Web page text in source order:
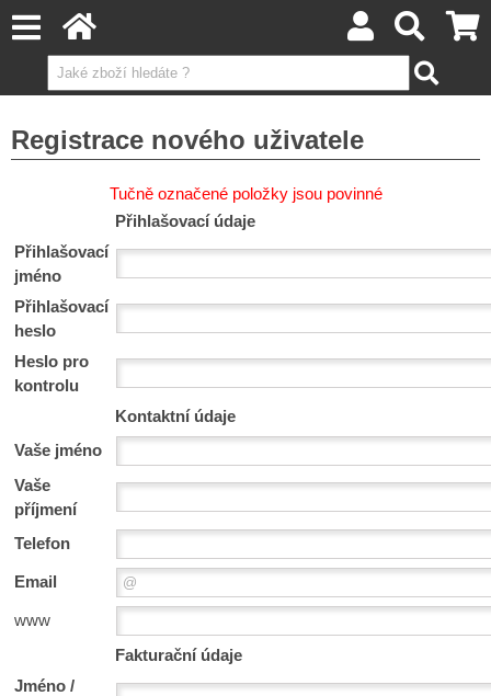
Registrace nového uživatele
Tučně označené položky jsou povinné
Přihlašovací údaje
Přihlašovací
jméno
Přihlašovací
heslo
Heslo pro
kontrolu
Kontaktní údaje
Vaše jméno
Vaše
příjmení
Telefon
Email
www
Fakturační údaje
Jméno /